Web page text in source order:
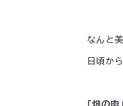
なんと
日頃か
「畑の